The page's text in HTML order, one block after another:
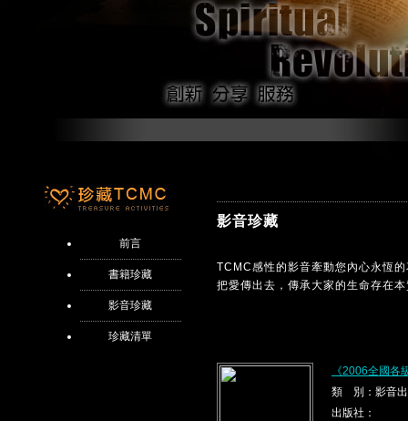
前言
書籍珍藏
影音珍藏
珍藏清單
影音珍藏
TCMC感性的影音牽動您內心永恆
把愛傳出去，傳承大家的生命存在
《2006全國各
類 別：影音
出版社：